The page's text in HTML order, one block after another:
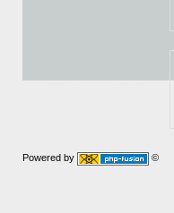
Powered by ©